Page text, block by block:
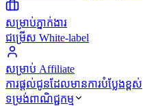
សម្រាប់ភ្នាក់ងារ
ជម្រើស White-label
សម្រាប់ Affiliate
ការផ្តល់ជូនដែលមានការបំប្លែងខ្ពស់
ទម្រង់ពាណិជ្ជកម្ម